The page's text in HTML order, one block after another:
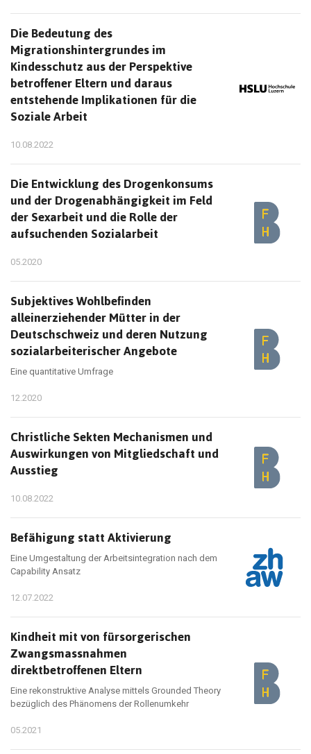
Die Bedeutung des
Migrationshintergrundes im
Kindesschutz aus der Perspektive
betroffener Eltern und daraus
entstehende Implikationen für die
Soziale Arbeit
10.08.2022
Die Entwicklung des Drogenkonsums
und der Drogenabhängigkeit im Feld
der Sexarbeit und die Rolle der
aufsuchenden Sozialarbeit
05.2020
Subjektives Wohlbefinden
alleinerziehender Mütter in der
Deutschschweiz und deren Nutzung
sozialarbeiterischer Angebote
Eine quantitative Umfrage
12.2020
Christliche Sekten Mechanismen und
Auswirkungen von Mitgliedschaft und
Ausstieg
10.08.2022
Befähigung statt Aktivierung
Eine Umgestaltung der Arbeitsintegration nach dem
Capability Ansatz
12.07.2022
Kindheit mit von fürsorgerischen
Zwangsmassnahmen
direktbetroffenen Eltern
Eine rekonstruktive Analyse mittels Grounded Theory
bezüglich des Phänomens der Rollenumkehr
05.2021